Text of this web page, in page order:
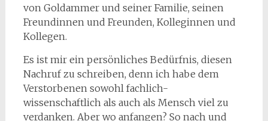
von Goldammer und seiner Familie, seinen
Freundinnen und Freunden, Kolleginnen und
Kollegen.
Es ist mir ein persönliches Bedürfnis, diesen
Nachruf zu schreiben, denn ich habe dem
Verstorbenen sowohl fachlich-
wissenschaftlich als auch als Mensch viel zu
verdanken. Aber wo anfangen? So nach und